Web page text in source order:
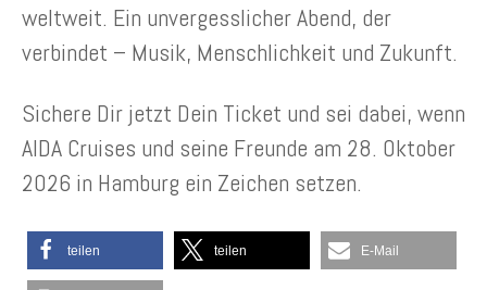
weltweit. Ein unvergesslicher Abend, der
verbindet – Musik, Menschlichkeit und Zukunft.
Sichere Dir jetzt Dein Ticket und sei dabei, wenn
AIDA Cruises und seine Freunde am 28. Oktober
2026 in Hamburg ein Zeichen setzen.
teilen teilen E-Mail